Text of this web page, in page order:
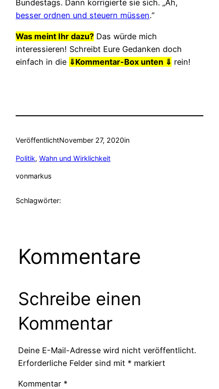
Bundestags. Dann korrigierte sie sich. „Äh,
besser ordnen und steuern müssen.“
Was meint Ihr dazu? Das würde mich
interessieren! Schreibt Eure Gedanken doch
einfach in die ⇓Kommentar-Box unten ⇓ rein!
VeröffentlichtNovember 27, 2020in
Politik, Wahn und Wirklichkeit
vonmarkus
Schlagwörter:
Kommentare
Schreibe einen
Kommentar
Deine E-Mail-Adresse wird nicht veröffentlicht.
Erforderliche Felder sind mit * markiert
Kommentar *